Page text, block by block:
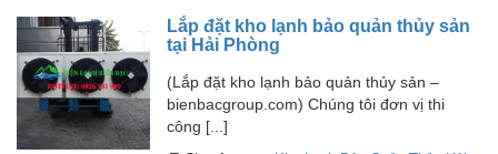
Lắp đặt kho lạnh bảo quản thủy sản
tại Hải Phòng
(Lắp đặt kho lạnh bảo quản thủy sản –
bienbacgroup.com) Chúng tôi đơn vị thi
công [...]